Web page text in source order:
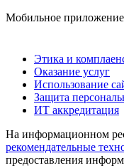
Мобильное приложение
Этика и
Оказание услуг
Использование
Защита
ИТ аккредитация
На информационном
рекомендательные
предоставления